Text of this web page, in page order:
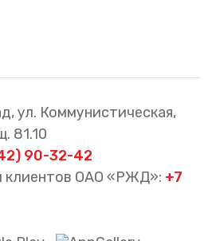
ул. Коммунистическая,
81.10
90-32-42
клиентов ОАО «РЖД»: +7